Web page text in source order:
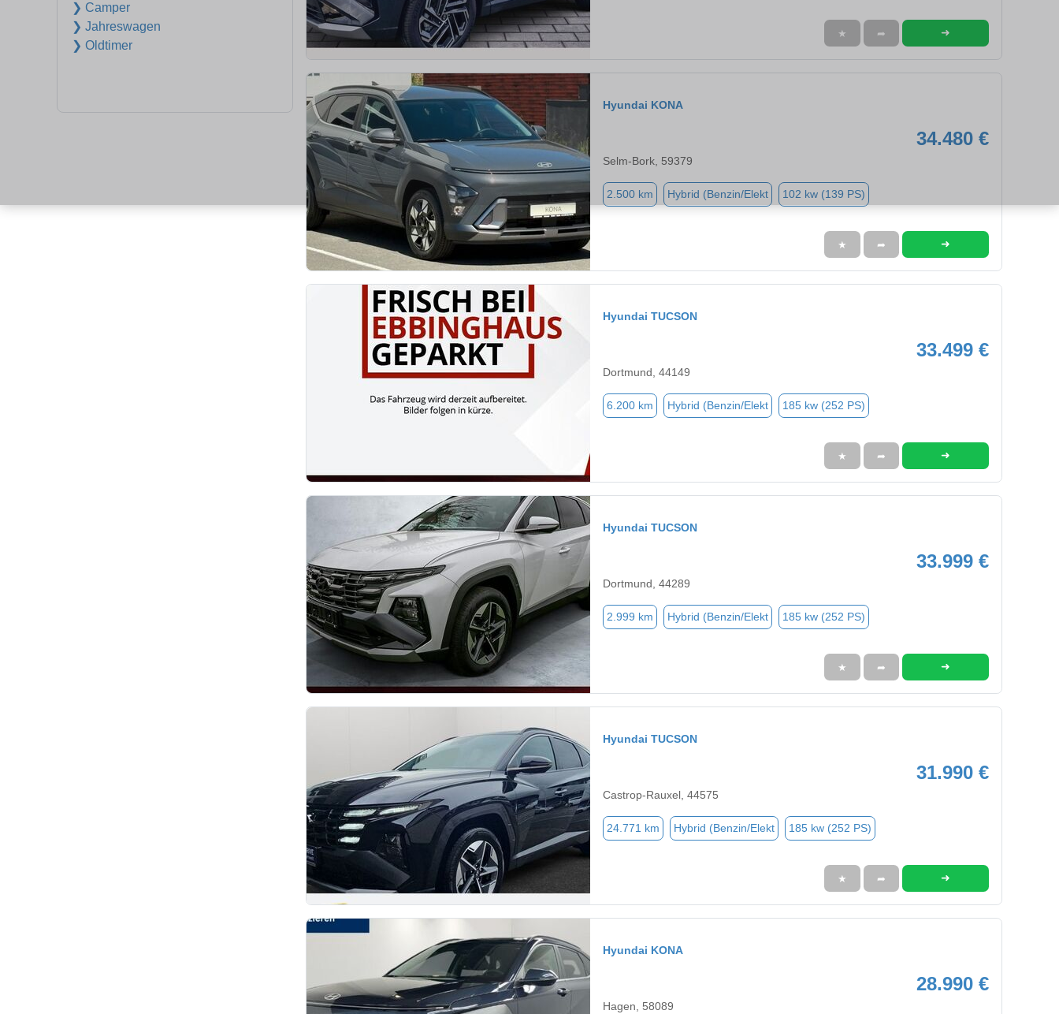
❯ Camper
❯ Jahreswagen
❯ Oldtimer
★ ➦ ➜
Hyundai KONA
34.480 €
Selm-Bork, 59379
2.500 km Hybrid (Benzin/Elekt 102 kw (139 PS)
★ ➦ ➜
Hyundai TUCSON
33.499 €
Dortmund, 44149
6.200 km Hybrid (Benzin/Elekt 185 kw (252 PS)
★ ➦ ➜
Hyundai TUCSON
33.999 €
Dortmund, 44289
2.999 km Hybrid (Benzin/Elekt 185 kw (252 PS)
★ ➦ ➜
Hyundai TUCSON
31.990 €
Castrop-Rauxel, 44575
24.771 km Hybrid (Benzin/Elekt 185 kw (252 PS)
★ ➦ ➜
Hyundai KONA
28.990 €
Hagen, 58089